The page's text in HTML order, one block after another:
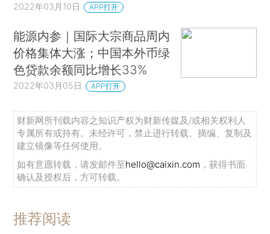
2022年03月10日 APP打开
能源内参｜国际大宗商品周内
价格集体大涨；中国本外币绿
色贷款余额同比增长33%
2022年03月05日 APP打开
财新网所刊载内容之知识产权为财新传媒及/或相关权利人
专属所有或持有。未经许可，禁止进行转载、摘编、复制及
建立镜像等任何使用。
如有意愿转载，请发邮件至hello@caixin.com ，获得书面
确认及授权后，方可转载。
推荐阅读